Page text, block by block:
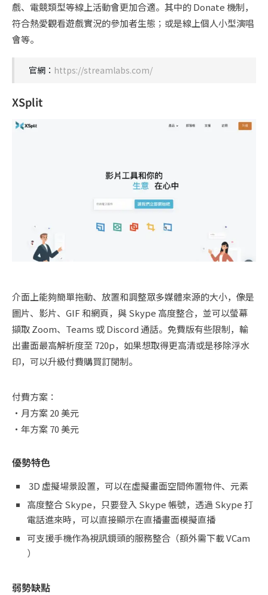
戲、電競類型等線上活動會更加合適。其中的 Donate 機制，
符合熱愛觀看遊戲實況的參加者生態；或是線上個人小型演唱
會等。
官網： https://streamlabs.com/
XSplit
介面上能夠簡單拖動、放置和調整眾多媒體來源的大小，像是
圖片、影片、GIF 和網頁，與 Skype 高度整合，並可以螢幕
擷取 Zoom、Teams 或 Discord 通話。免費版有些限制，輸
出畫面最高解析度至 720p，如果想取得更高清或是移除浮水
印，可以升級付費購買訂閱制。
付費方案：
・月方案 20 美元
・年方案 70 美元
優勢特色
3D 虛擬場景設置，可以在虛擬畫面空間佈置物件、元素
高度整合 Skype，只要登入 Skype 帳號，透過 Skype 打
電話進來時，可以直接顯示在直播畫面模擬直播
可支援手機作為視訊鏡頭的服務整合（額外需下載 VCam
）
弱勢缺點